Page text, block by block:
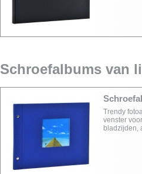
Schroefalbums van
Trendy
venster
bladzijden,